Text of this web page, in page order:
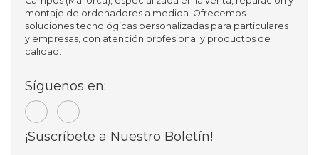
montaje de ordenadores a medida. Ofrecemos
soluciones tecnológicas personalizadas para particulares
y empresas, con atención profesional y productos de
calidad.
Síguenos en:
¡Suscríbete a Nuestro Boletín!